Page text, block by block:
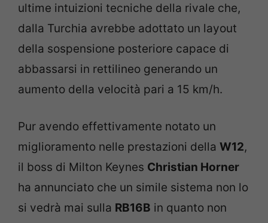
ultime intuizioni tecniche della rivale che,
dalla Turchia avrebbe adottato un layout
della sospensione posteriore capace di
abbassarsi in rettilineo generando un
aumento della velocità pari a 15 km/h.
Pur avendo effettivamente notato un
miglioramento nelle prestazioni della W12,
il boss di Milton Keynes Christian Horner
ha annunciato che un simile sistema non lo
si vedrà mai sulla RB16B in quanto non